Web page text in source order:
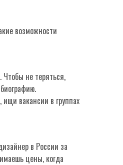
возможности
Чтобы не теряться,
ищи вакансии в группах
в России за
цены, когда